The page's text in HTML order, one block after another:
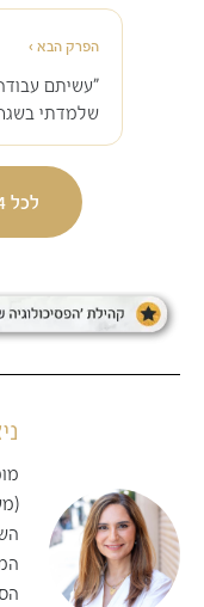
הפרק הבא ‹
"עשיתם
שלמדתי
לכל 14 הפרקים בסידרה